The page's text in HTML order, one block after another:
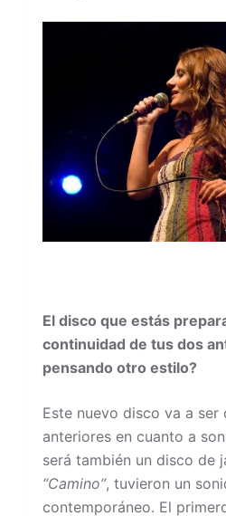
El disco que estás
continuidad de tus dos
pensando otro estilo?
Este nuevo disco va a
anteriores en cuanto a
será también un disco de
“Camino”, tuvieron un
contemporáneo. El